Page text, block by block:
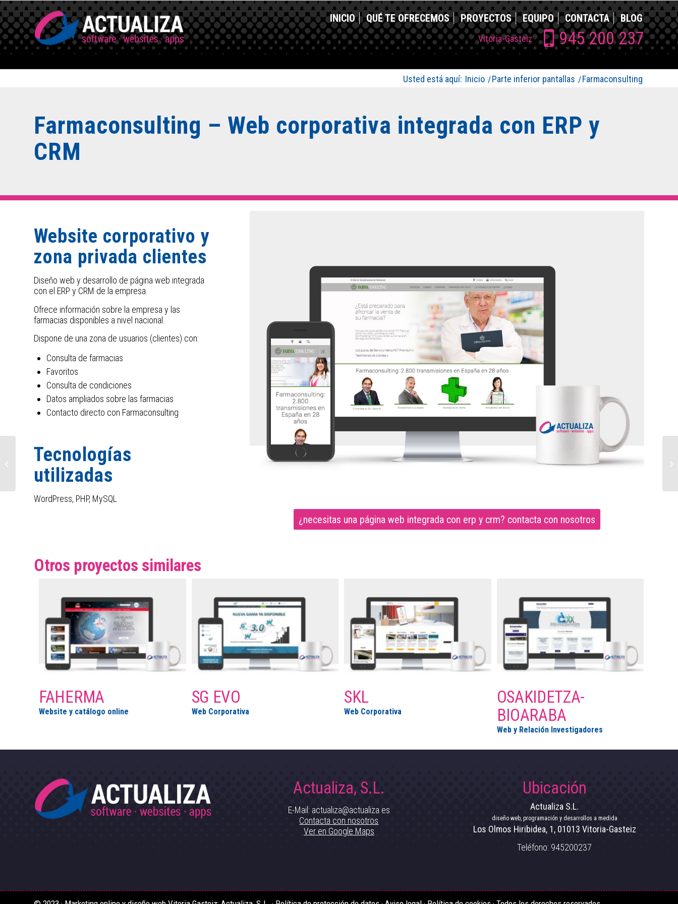
INICIO QUÉ TE OFRECEMOS PROYECTOS EQUIPO CONTACTA BLOG
Vitoria-Gasteiz 945 200 237
Usted está aquí: Inicio /Parte inferior pantallas /Farmaconsulting
Farmaconsulting – Web corporativa integrada con ERP y
CRM
Website corporativo y
zona privada clientes
Diseño web y desarrollo de página web integrada
con el ERP y CRM de la empresa.
Ofrece información sobre la empresa y las
farmacias disponibles a nivel nacional.
Dispone de una zona de usuarios (clientes) con:
Consulta de farmacias
Favoritos
Consulta de condiciones
Datos ampliados sobre las farmacias
Contacto directo con Farmaconsulting
Tecnologías
utilizadas
WordPress, PHP, MySQL
¿necesitas una página web integrada con erp y crm? contacta con nosotros
Otros proyectos similares
FAHERMA
Website y catálogo online
SG EVO
Web Corporativa
SKL
Web Corporativa
OSAKIDETZA-
BIOARABA
Web y Relación Investigadores
Actualiza, S.L.
E-Mail: actualiza@actualiza.es
Contacta con nosotros
Ver en Google Maps
Ubicación
Actualiza S.L.
diseño web, programación y desarrollos a medida
Los Olmos Hiribidea, 1, 01013 Vitoria-Gasteiz
Teléfono: 945200237
Vending Modular